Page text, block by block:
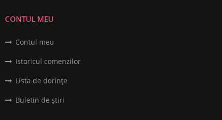
CONTUL MEU
Contul meu
Istoricul comenzilor
Lista de dorințe
Buletin de știri